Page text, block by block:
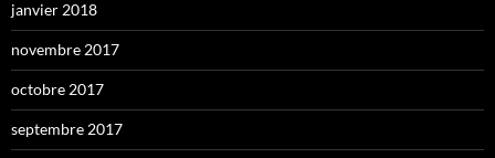
janvier 2018
novembre 2017
octobre 2017
septembre 2017